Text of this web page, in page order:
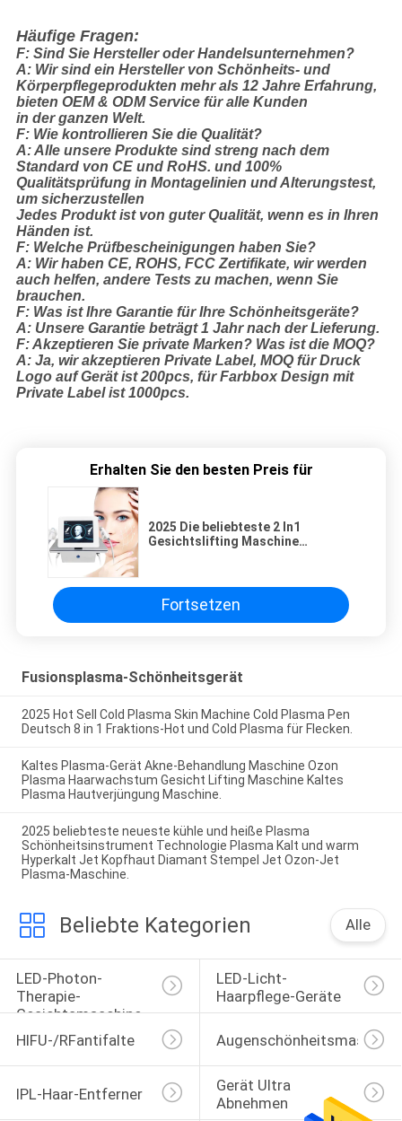
Häufige Fragen:
F: Sind Sie Hersteller oder Handelsunternehmen?
A: Wir sind ein Hersteller von Schönheits- und
Körperpflegeprodukten mehr als 12 Jahre Erfahrung,
bieten OEM & ODM Service für alle Kunden
in der ganzen Welt.
F: Wie kontrollieren Sie die Qualität?
A: Alle unsere Produkte sind streng nach dem
Standard von CE und RoHS. und 100%
Qualitätsprüfung in Montagelinien und Alterungstest,
um sicherzustellen
Jedes Produkt ist von guter Qualität, wenn es in Ihren
Händen ist.
F: Welche Prüfbescheinigungen haben Sie?
A: Wir haben CE, ROHS, FCC Zertifikate, wir werden
auch helfen, andere Tests zu machen, wenn Sie
brauchen.
F: Was ist Ihre Garantie für Ihre Schönheitsgeräte?
A: Unsere Garantie beträgt 1 Jahr nach der Lieferung.
F: Akzeptieren Sie private Marken? Was ist die MOQ?
A: Ja, wir akzeptieren Private Label, MOQ für Druck
Logo auf Gerät ist 200pcs, für Farbbox Design mit
Private Label ist 1000pcs.
Erhalten Sie den besten Preis für
2025 Die beliebteste 2 In1
Gesichtslifting Maschine
Schönheits-Ästhetische Maschine
Fortsetzen
Fusionsplasma-Schönheitsgerät
2025 Hot Sell Cold Plasma Skin Machine Cold Plasma Pen
Deutsch 8 in 1 Fraktions-Hot und Cold Plasma für Flecken.
Kaltes Plasma-Gerät Akne-Behandlung Maschine Ozon
Plasma Haarwachstum Gesicht Lifting Maschine Kaltes
Plasma Hautverjüngung Maschine.
2025 beliebteste neueste kühle und heiße Plasma
Schönheitsinstrument Technologie Plasma Kalt und warm
Hyperkalt Jet Kopfhaut Diamant Stempel Jet Ozon-Jet
Plasma-Maschine.
Beliebte Kategorien Alle
LED-Photon-
Therapie-
Gesichtsmaschine
LED-Licht-
Haarpflege-Geräte
HIFU-/RFantifalte Augenschönheitsmaschine
IPL-Haar-Entferner
Gerät Ultra
Abnehmen